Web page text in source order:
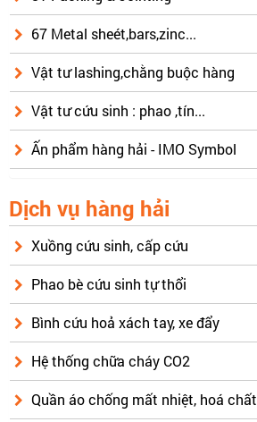
67 Metal sheét,bars,zinc...
Vật tư lashing,chằng buộc hàng
Vật tư cứu sinh : phao ,tín...
Ấn phẩm hàng hải - IMO Symbol
Dịch vụ hàng hải
Xuồng cứu sinh, cấp cứu
Phao bè cứu sinh tự thổi
Bình cứu hoả xách tay, xe đẩy
Hệ thống chữa cháy CO2
Quần áo chống mất nhiệt, hoá chất